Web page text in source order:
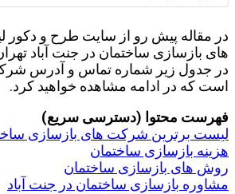
در مقاله پیش رو از سایت طرح و
های بازسازی ساختمان در جنت آباد
در جدول زیر شماره تماس و آدرس
است که در ادامه مشاهده خواهید کرد.
فهرست محتوا (دسترسی سریع)
لیست برترین شرکت های بازسازی
هزینه بازسازی ساختمان
روش های بازسازی ساختمان
مشاوره بازسازی ساختمان در جنت آباد